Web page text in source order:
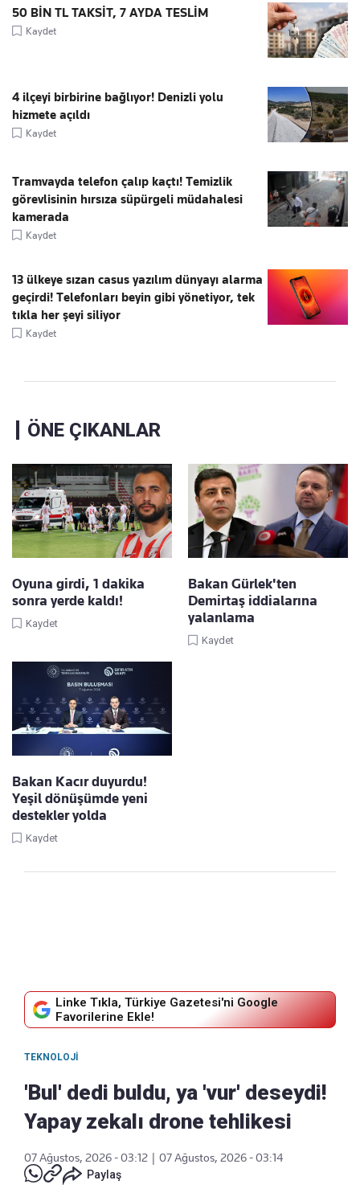
50 BİN TL TAKSİT, 7 AYDA TESLİM
Kaydet
4 ilçeyi birbirine bağlıyor! Denizli yolu
hizmete açıldı
Kaydet
Tramvayda telefon çalıp kaçtı! Temizlik
görevlisinin hırsıza süpürgeli müdahalesi
kamerada
Kaydet
13 ülkeye sızan casus yazılım dünyayı alarma
geçirdi! Telefonları beyin gibi yönetiyor, tek
tıkla her şeyi siliyor
Kaydet
ÖNE ÇIKANLAR
Oyuna girdi, 1 dakika
sonra yerde kaldı!
Kaydet
Bakan Gürlek'ten
Demirtaş iddialarına
yalanlama
Kaydet
Bakan Kacır duyurdu!
Yeşil dönüşümde yeni
destekler yolda
Kaydet
Linke Tıkla, Türkiye Gazetesi'ni Google
Favorilerine Ekle!
TEKNOLOJI
'Bul' dedi buldu, ya 'vur' deseydi!
Yapay zekalı drone tehlikesi
07 Ağustos, 2026 - 03:12
07 Ağustos, 2026 - 03:14
Paylaş